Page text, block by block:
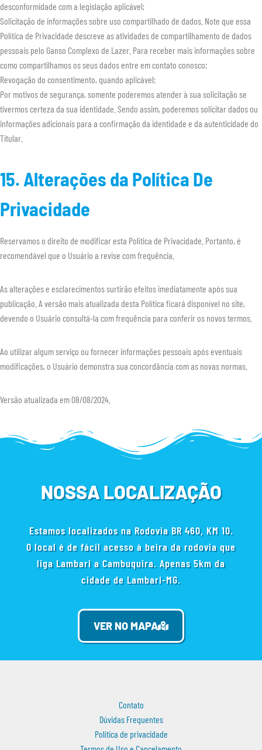
desconformidade com a legislação aplicável;
Solicitação de informações sobre uso compartilhado de dados. Note que essa
Política de Privacidade descreve as atividades de compartilhamento de dados
pessoais pelo Ganso Complexo de Lazer. Para receber mais informações sobre
como compartilhamos os seus dados entre em contato conosco;
Revogação do consentimento, quando aplicável;
Por motivos de segurança, somente poderemos atender à sua solicitação se
tivermos certeza da sua identidade. Sendo assim, poderemos solicitar dados ou
informações adicionais para a confirmação da identidade e da autenticidade do
Titular.
15. Alterações da Política De
Privacidade
Reservamos o direito de modificar esta Política de Privacidade. Portanto, é
recomendável que o Usuário a revise com frequência.
As alterações e esclarecimentos surtirão efeitos imediatamente após sua
publicação. A versão mais atualizada desta Política ficará disponível no site,
devendo o Usuário consultá-la com frequência para conferir os novos termos.
Ao utilizar algum serviço ou fornecer informações pessoais após eventuais
modificações, o Usuário demonstra sua concordância com as novas normas.
Versão atualizada em 08/08/2024.
NOSSA LOCALIZAÇÃO
Estamos localizados na Rodovia BR 460, KM 10.
O local é de fácil acesso à beira da rodovia que
liga Lambari a Cambuquira. Apenas 5km da
cidade de Lambari-MG.
VER NO MAPA
Contato
Dúvidas Frequentes
Política de privacidade